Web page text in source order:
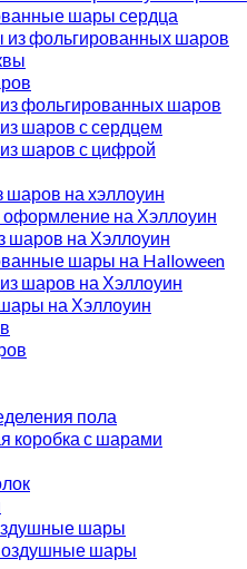
шары сердца
из фольгированных шаров
фольгированных шаров
шаров с сердцем
шаров с цифрой
шаров на хэллоуин
оформление на Хэллоуин
шаров на Хэллоуин
шары на Halloween
шаров на Хэллоуин
на Хэллоуин
пола
коробка с шарами
шары
шары